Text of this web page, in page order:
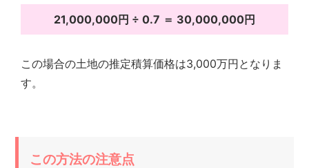
21,000,000円 ÷ 0.7 ＝ 30,000,000円
この場合の土地の推定積算価格は3,000万円となりま
す。
この方法の注意点